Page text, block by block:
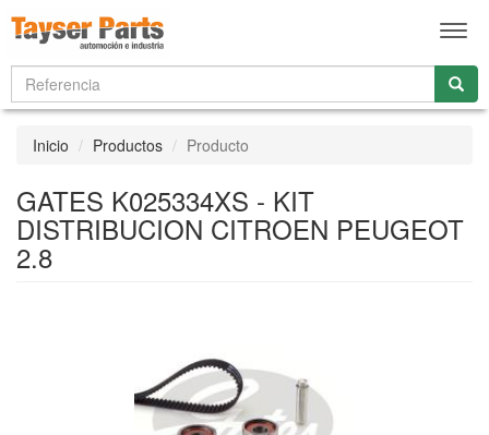
Inicio Productos Producto
GATES K025334XS - KIT
DISTRIBUCION CITROEN PEUGEOT
2.8